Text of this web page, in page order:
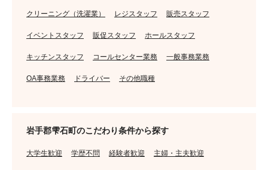
クリーニング（洗濯業） レジスタッフ 販売スタッフ
イベントスタッフ 販促スタッフ ホールスタッフ
キッチンスタッフ コールセンター業務 一般事務業務
OA事務業務 ドライバー その他職種
岩手郡雫石町のこだわり条件から探す
大学生歓迎 学歴不問 経験者歓迎 主婦・主夫歓迎